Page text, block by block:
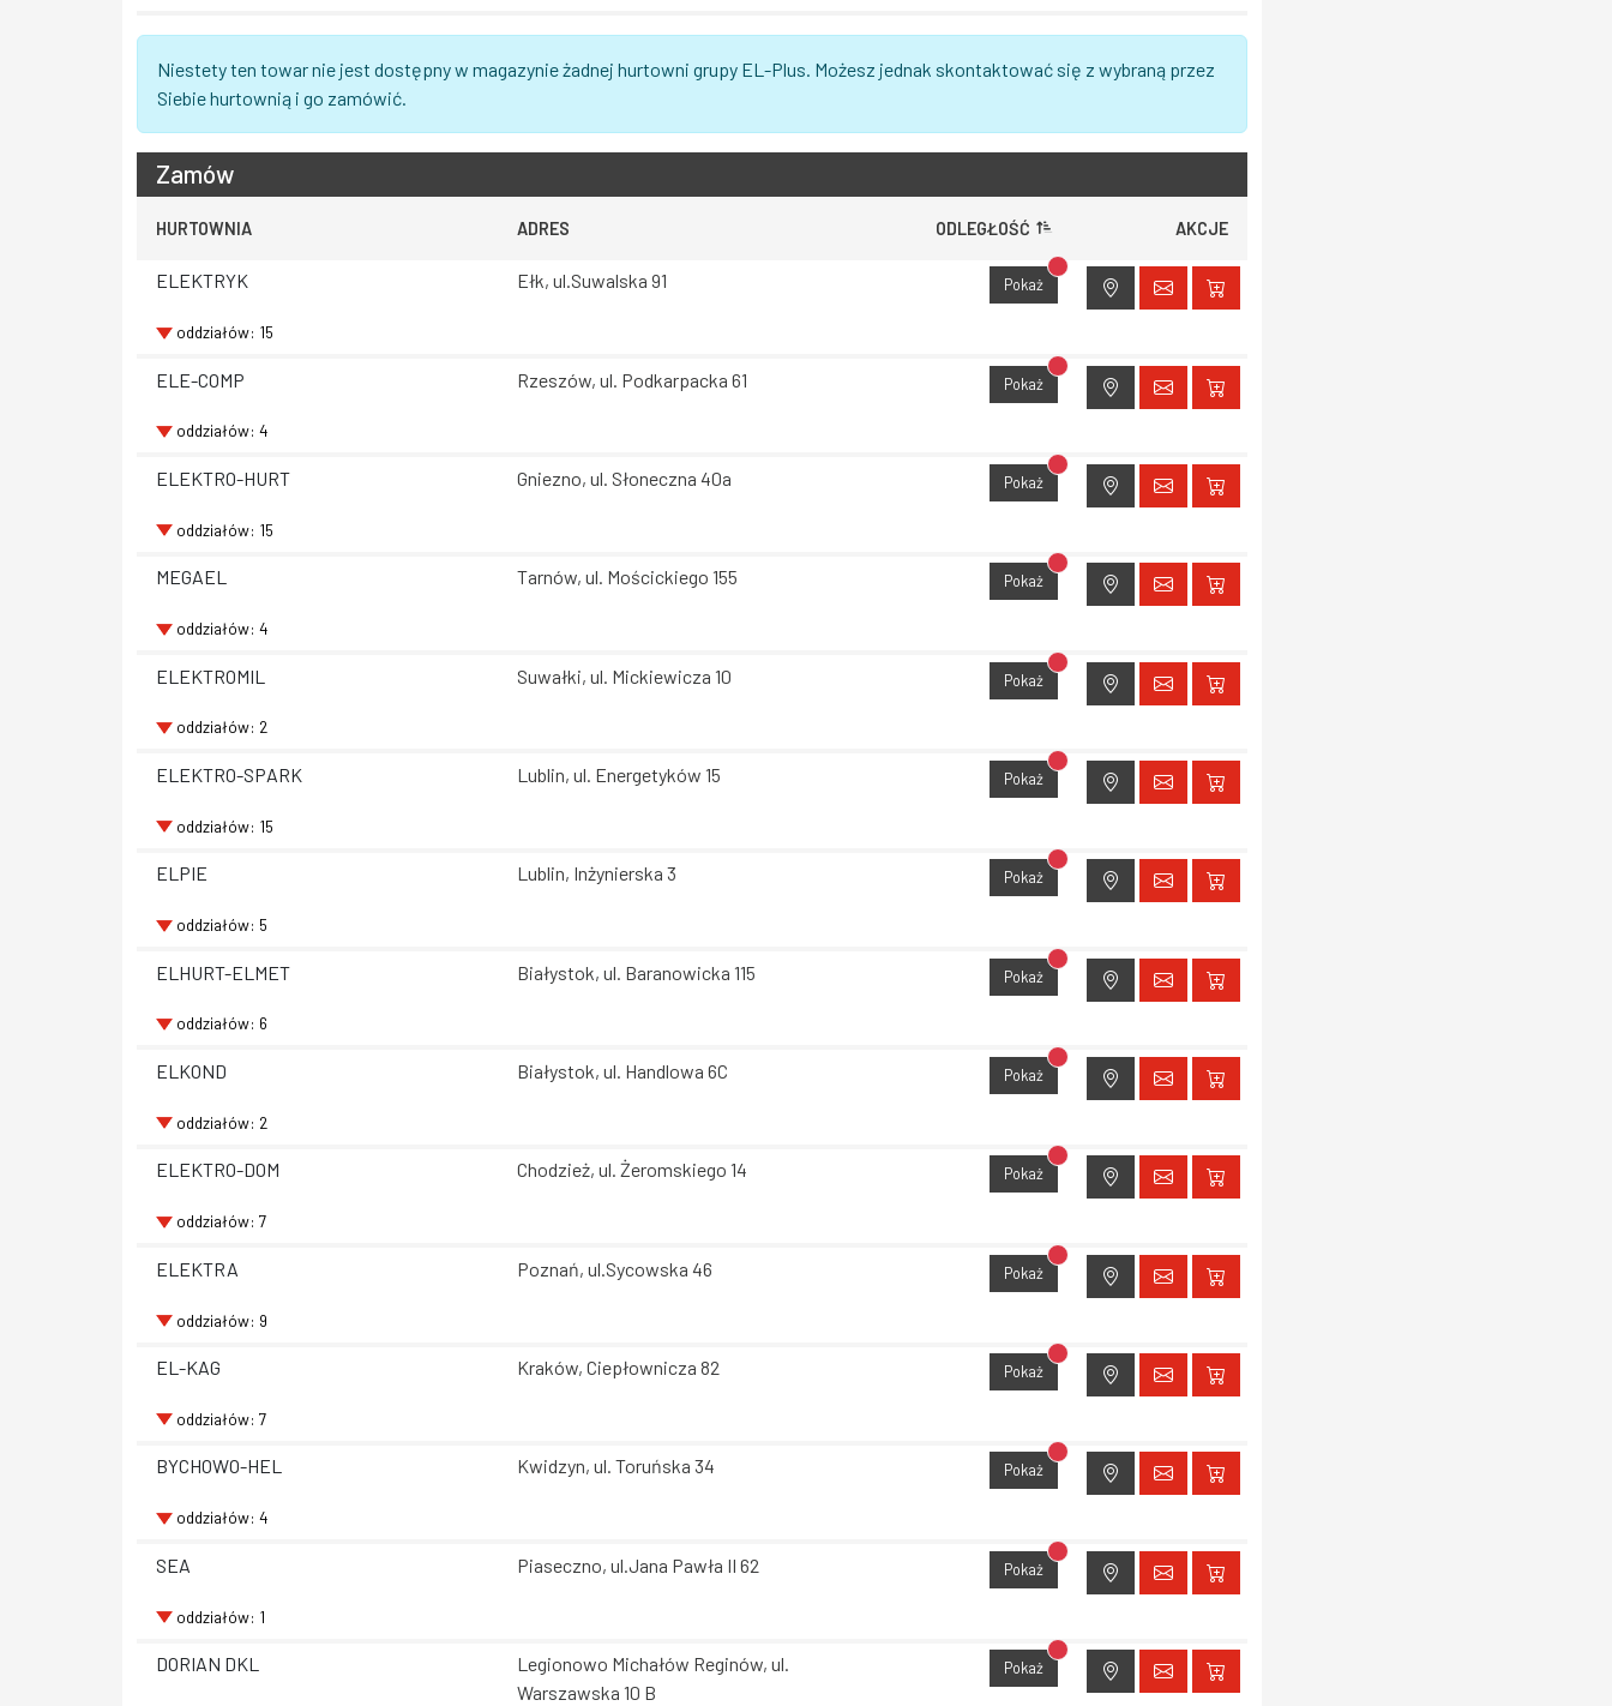
Niestety ten towar nie jest dostępny w magazynie żadnej hurtowni grupy EL-Plus. Możesz jednak skontaktować się z wybraną przez
Siebie hurtownią i go zamówić.
Zamów
HURTOWNIA ADRES ODLEGŁOŚĆ AKCJE
ELEKTRYK Ełk, ul.Suwalska 91 Pokaż Brak dostępu do lokalizacji
oddziałów: 15
ELE-COMP Rzeszów, ul. Podkarpacka 61 Pokaż Brak dostępu do lokalizacji
oddziałów: 4
ELEKTRO-HURT Gniezno, ul. Słoneczna 40a Pokaż Brak dostępu do lokalizacji
oddziałów: 15
MEGAEL Tarnów, ul. Mościckiego 155 Pokaż Brak dostępu do lokalizacji
oddziałów: 4
ELEKTROMIL Suwałki, ul. Mickiewicza 10 Pokaż Brak dostępu do lokalizacji
oddziałów: 2
ELEKTRO-SPARK Lublin, ul. Energetyków 15 Pokaż Brak dostępu do lokalizacji
oddziałów: 15
ELPIE Lublin, Inżynierska 3 Pokaż Brak dostępu do lokalizacji
oddziałów: 5
ELHURT-ELMET Białystok, ul. Baranowicka 115 Pokaż Brak dostępu do lokalizacji
oddziałów: 6
ELKOND Białystok, ul. Handlowa 6C Pokaż Brak dostępu do lokalizacji
oddziałów: 2
ELEKTRO-DOM Chodzież, ul. Żeromskiego 14 Pokaż Brak dostępu do lokalizacji
oddziałów: 7
ELEKTRA Poznań, ul.Sycowska 46 Pokaż Brak dostępu do lokalizacji
oddziałów: 9
EL-KAG Kraków, Ciepłownicza 82 Pokaż Brak dostępu do lokalizacji
oddziałów: 7
BYCHOWO-HEL Kwidzyn, ul. Toruńska 34 Pokaż Brak dostępu do lokalizacji
oddziałów: 4
SEA Piaseczno, ul.Jana Pawła II 62 Pokaż Brak dostępu do lokalizacji
oddziałów: 1
DORIAN DKL
Legionowo Michałów Reginów, ul.
Warszawska 10 B
Pokaż Brak dostępu do lokalizacji